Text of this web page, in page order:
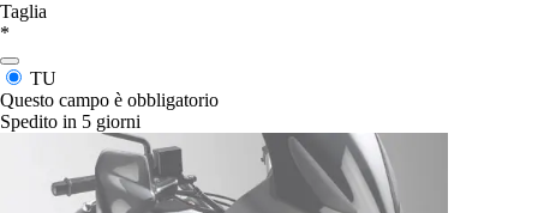
Taglia
*
TU
Questo campo è obbligatorio
Spedito in 5 giorni